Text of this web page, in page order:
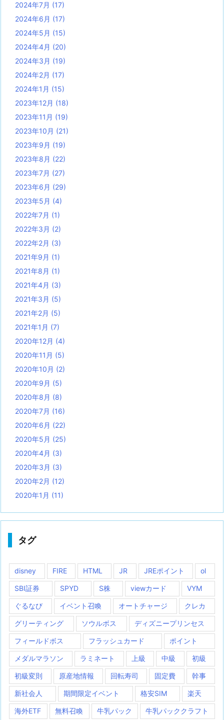
2024年7月 (17)
2024年6月 (17)
2024年5月 (15)
2024年4月 (20)
2024年3月 (19)
2024年2月 (17)
2024年1月 (15)
2023年12月 (18)
2023年11月 (19)
2023年10月 (21)
2023年9月 (19)
2023年8月 (22)
2023年7月 (27)
2023年6月 (29)
2023年5月 (4)
2022年7月 (1)
2022年3月 (2)
2022年2月 (3)
2021年9月 (1)
2021年8月 (1)
2021年4月 (3)
2021年3月 (5)
2021年2月 (5)
2021年1月 (7)
2020年12月 (4)
2020年11月 (5)
2020年10月 (2)
2020年9月 (5)
2020年8月 (8)
2020年7月 (16)
2020年6月 (22)
2020年5月 (25)
2020年4月 (3)
2020年3月 (3)
2020年2月 (12)
2020年1月 (11)
タグ
disney FIRE HTML JR JREポイント ol
SBI証券 SPYD S株 viewカード VYM
ぐるなび イベント召喚 オートチャージ クレカ
グリーティング ソウルボス ディズニープリンセス
フィールドボス フラッシュカード ポイント
メダルマラソン ラミネート 上級 中級 初級
初級変則 原産地情報 回転寿司 固定費 幹事
新社会人 期間限定イベント 格安SIM 楽天
海外ETF 無料召喚 牛乳パック 牛乳パッククラフト